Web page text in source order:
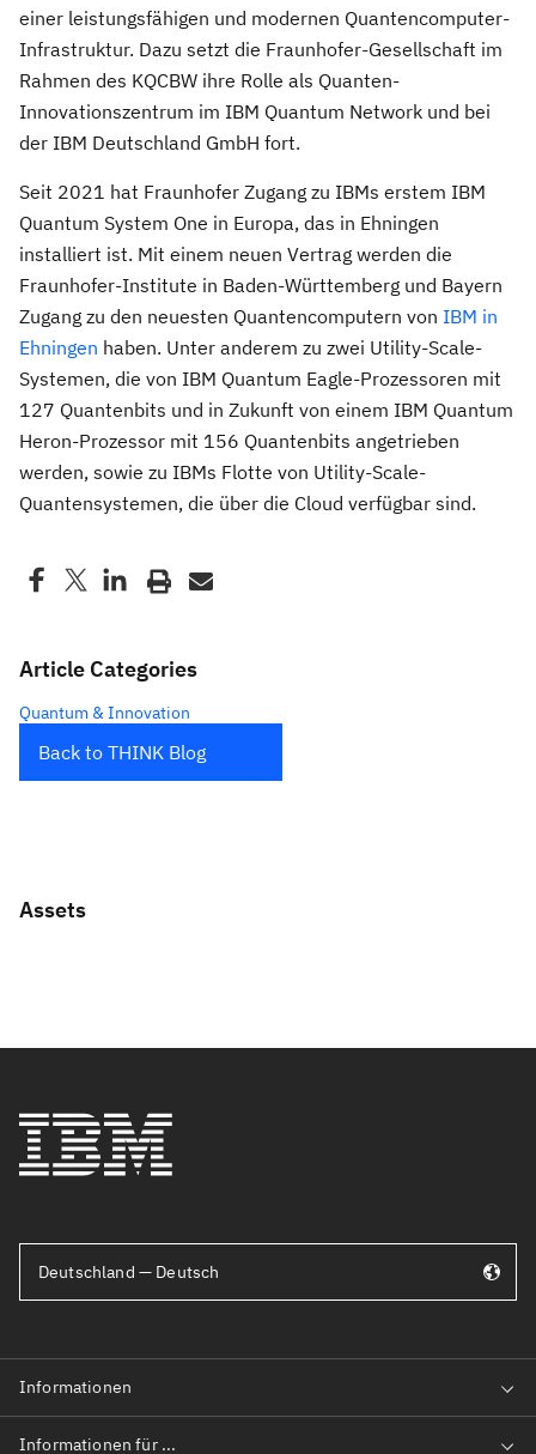
einer leistungsfähigen und modernen Quantencomputer-
Infrastruktur. Dazu setzt die Fraunhofer-Gesellschaft im
Rahmen des KQCBW ihre Rolle als Quanten-
Innovationszentrum im IBM Quantum Network und bei
der IBM Deutschland GmbH fort.
Seit 2021 hat Fraunhofer Zugang zu IBMs erstem IBM
Quantum System One in Europa, das in Ehningen
installiert ist. Mit einem neuen Vertrag werden die
Fraunhofer-Institute in Baden-Württemberg und Bayern
Zugang zu den neuesten Quantencomputern von IBM in
Ehningen haben. Unter anderem zu zwei Utility-Scale-
Systemen, die von IBM Quantum Eagle-Prozessoren mit
127 Quantenbits und in Zukunft von einem IBM Quantum
Heron-Prozessor mit 156 Quantenbits angetrieben
werden, sowie zu IBMs Flotte von Utility-Scale-
Quantensystemen, die über die Cloud verfügbar sind.
Article Categories
Quantum & Innovation
Back to THINK Blog
Assets
Deutschland — Deutsch